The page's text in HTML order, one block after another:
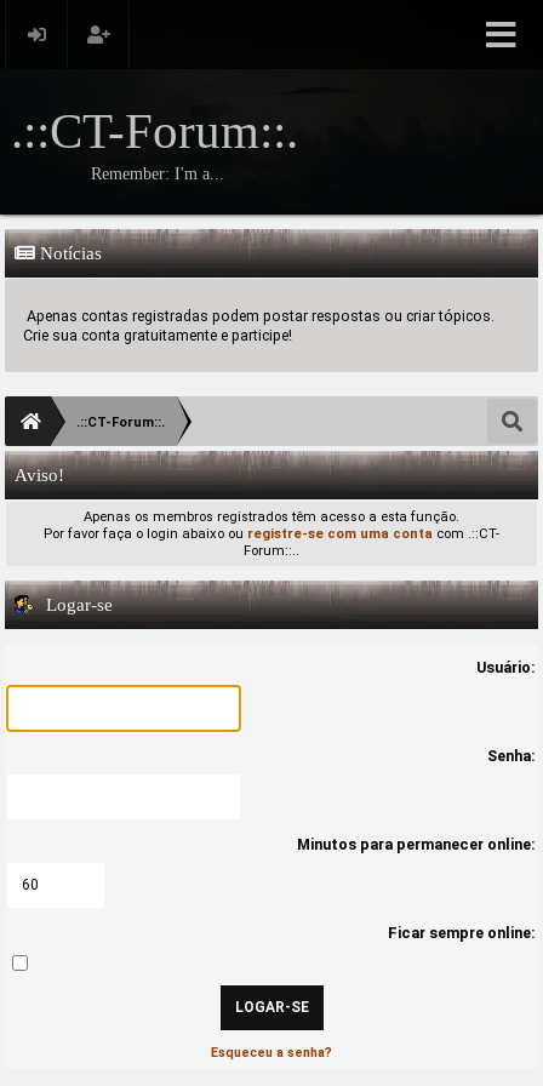
.::CT-Forum::.
Remember: I'm a...
Notícias
Apenas contas registradas podem postar respostas ou criar tópicos.
Crie sua conta gratuitamente e participe!
.::CT-Forum::.
Aviso!
Apenas os membros registrados têm acesso a esta função.
Por favor faça o login abaixo ou registre-se com uma conta com .::CT-
Forum::..
Logar-se
Usuário:
Senha:
Minutos para permanecer online:
Ficar sempre online:
Esqueceu a senha?